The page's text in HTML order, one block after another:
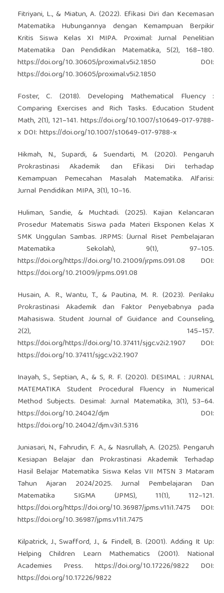
Fitriyani, L., & Miatun, A. (2022). Efikasi Diri dan Kecemasan
Matematika Hubungannya dengan Kemampuan Berpikir
Kritis Siswa Kelas XI MIPA. Proximal: Jurnal Penelitian
Matematika Dan Pendidikan Matematika, 5(2), 168–180.
https://doi.org/10.30605/proximal.v5i2.1850 DOI:
https://doi.org/10.30605/proximal.v5i2.1850
Foster, C. (2018). Developing Mathematical Fluency :
Comparing Exercises and Rich Tasks. Education Student
Math, 2(1), 121–141.https://doi.org/10.1007/s10649-017-9788-
xDOI: https://doi.org/10.1007/s10649-017-9788-x
Hikmah, N., Supardi, & Suendarti, M. (2020). Pengaruh
Prokrastinasi Akademik dan Efikasi Diri terhadap
Kemampuan Pemecahan Masalah Matematika. Alfarisi:
Jurnal Pendidikan MIPA, 3(1), 10–16.
Huliman, Sandie, & Muchtadi. (2025). Kajian Kelancaran
Prosedur Matematis Siswa pada Materi Eksponen Kelas X
SMK Unggulan Sambas. JRPMS: (Jurnal Riset Pembelajaran
Matematika Sekolah), 9(1), 97–105.
https://doi.org/https://doi.org/10.21009/jrpms.091.08 DOI:
https://doi.org/10.21009/jrpms.091.08
Husain, A. R., Wantu, T., & Pautina, M. R. (2023). Perilaku
Prokrastinasi Akademik dan Faktor Penyebabnya pada
Mahasiswa. Student Journal of Guidance and Counseling,
2(2), 145–157.
https://doi.org/https://doi.org/10.37411/sjgc.v2i2.1907DOI:
https://doi.org/10.37411/sjgc.v2i2.1907
Inayah, S., Septian, A., & S, R. F. (2020). DESIMAL : JURNAL
MATEMATIKA Student Procedural Fluency in Numerical
Method Subjects. Desimal: Jurnal Matematika, 3(1), 53–64.
https://doi.org/10.24042/djm DOI:
https://doi.org/10.24042/djm.v3i1.5316
Juniasari, N., Fahrudin, F. A., & Nasrullah, A. (2025). Pengaruh
Kesiapan Belajar dan Prokrastinasi Akademik Terhadap
Hasil Belajar Matematika Siswa Kelas VII MTSN 3 Mataram
Tahun Ajaran 2024/2025. Jurnal Pembelajaran Dan
Matematika SIGMA (JPMS), 11(1), 112–121.
https://doi.org/https://doi.org/10.36987/jpms.v11i1.7475 DOI:
https://doi.org/10.36987/jpms.v11i1.7475
Kilpatrick, J., Swafford, J., & Findell, B. (2001). Adding It Up:
Helping Children Learn Mathematics (2001). National
Academies Press. https://doi.org/10.17226/9822 DOI:
https://doi.org/10.17226/9822